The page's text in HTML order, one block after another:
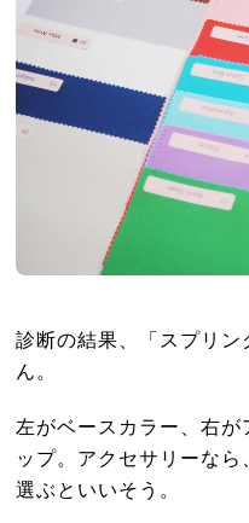
診断の結果、「スプリン
ん。
左がベースカラー、右
ップ。アクセサリーな
選ぶといいそう。